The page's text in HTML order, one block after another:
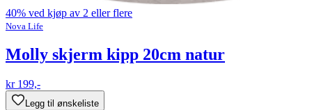
40% ved kjøp av 2 eller flere
Nova Life
Molly skjerm kipp 20cm natur
kr 199,-
Legg til ønskeliste